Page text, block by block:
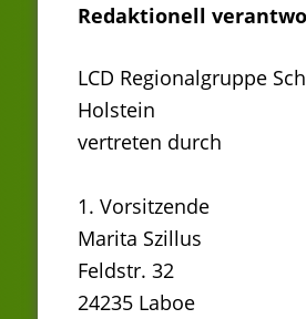
Redaktionell
LCD Regionalgruppe
Holstein
vertreten durch
1. Vorsitzende
Marita Szillus
Feldstr. 32
24235 Laboe